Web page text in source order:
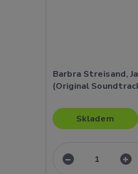
Barbra Streisand,
(Original
Skladem